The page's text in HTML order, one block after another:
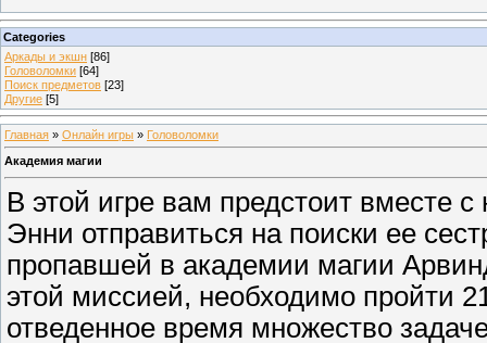
Categories
Аркады и экшн [86]
Головоломки [64]
Поиск предметов [23]
Другие [5]
Главная » Онлайн игры » Головоломки
Академия магии
В этой игре вам предстоит вместе
Энни отправиться на поиски ее
пропавшей в академии магии
этой миссией, необходимо пройти
отведенное время множество